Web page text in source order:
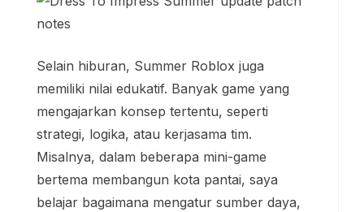
Selain hiburan, Summer Roblox juga
memiliki nilai edukatif. Banyak game yang
mengajarkan konsep tertentu, seperti
strategi, logika, atau kerjasama tim.
Misalnya, dalam beberapa mini-game
bertema membangun kota pantai, saya
belajar bagaimana mengatur sumber daya,